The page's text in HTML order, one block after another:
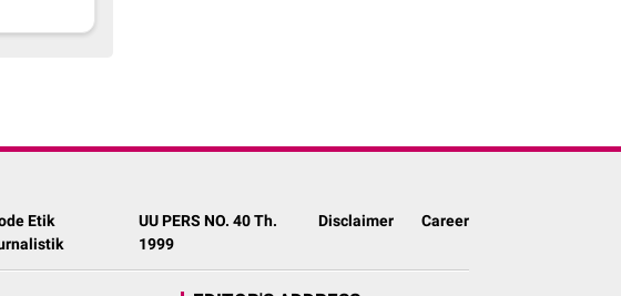
Etik
UU PERS NO. 40 Th.
1999
Disclaimer Career